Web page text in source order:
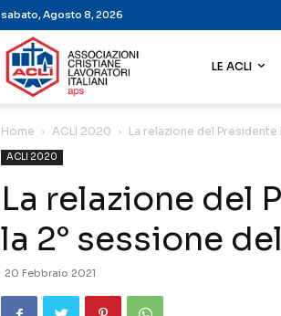
sabato, Agosto 8, 2026
LE ACLI
Home ACLI 2020 La relazione del
ACLI 2020
La relazione del
la 2° sessione
20 Febbraio 2021